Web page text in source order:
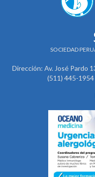
SOCIEDAD
Dirección: Av. José Pardo
(511) 445-